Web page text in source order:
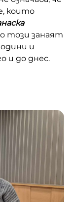
които
този занаят
и
и до днес.